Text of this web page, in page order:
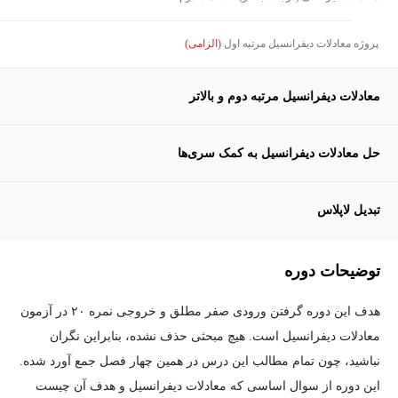
پروژه معادلات دیفرانسیل مرتبه اول (الزامی)
معادلات دیفرانسیل مرتبه دوم و بالاتر
حل معادلات دیفرانسیل به کمک سری‌ها
تبدیل لاپلاس
توضیحات دوره
هدف این دوره گرفتن ورودی صفر مطلق و خروجی نمره ۲۰ در آزمون
معادلات دیفرانسیل است. هیچ مبحثی حذف نشده، بنابراین نگران
نباشید، چون تمام مطالب این درس در همین چهار فصل جمع آورد شده.
این دوره از سوال اساسی که معادلات دیفرانسیل و هدف آن چیست